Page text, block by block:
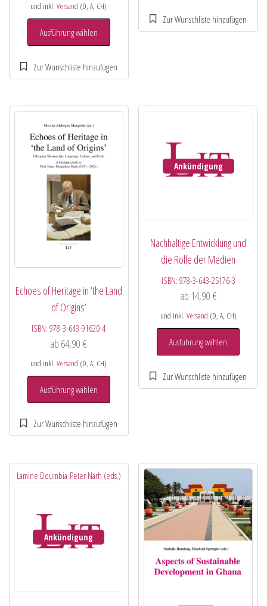
und inkl.Versand (D, A, CH)
Ausführung wählen
Echoes of Heritage in ‘the Land
of Origins’
ISBN:978-3-643-91620-4
ab 64,90€
und inkl.Versand (D, A, CH)
Ausführung wählen
Ankündigung
Nachhaltige Entwicklung und
die Rolle der Medien
ISBN: 978-3-643-25176-3
ab 14,90 €
und inkl. Versand (D, A, CH)
Ausführung wählen
Lamine Doumbia Peter Narh (eds.)
Ankündigung